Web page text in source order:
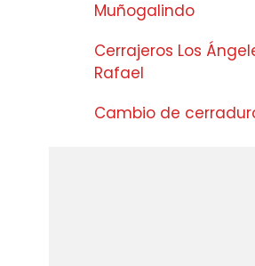
Muñogalindo
Cerrajeros Los
Rafael
Cambio de